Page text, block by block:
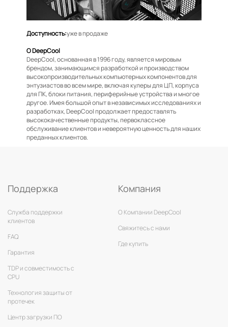
Доступность:уже в продаже
О DeepCool
DeepCool, основанная в 1996 году, является мировым
брендом, занимающимся разработкой и производством
высокопроизводительных компьютерных компонентов для
энтузиастов во всем мире, включая кулеры для ЦП, корпуса
для ПК, блоки питания, периферийные устройства и многое
другое. Имея большой опыт в независимых исследованиях и
разработках, DeepCool продолжает предоставлять
высококачественные продукты, первоклассное
обслуживание клиентов и невероятную ценность для наших
преданных клиентов.
Поддержка
Служба поддержки
клиентов
FAQ
Гарантия
TDP и совместимость с
CPU
Технология защиты от
протечек
Центр загрузки ПО
Компания
О Компании DeepCool
Свяжитесь с нами
Где купить